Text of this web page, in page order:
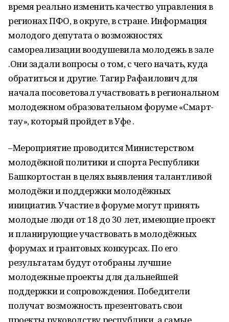
время реально изменить качество управления в
регионах ПФО, в округе, в стране. Информация
молодого депутата о возможностях
самореализации воодушевила молодежь в зале
.Они задали вопросы о том, с чего начать, куда
обратиться и другие. Тагир Рафаилович для
начала посоветовал участвовать в региональном
молодежном образовательном форуме «Смарт-
тау», который пройдет в Уфе .
–Мероприятие проводится Министерством
молодёжной политики и спорта Республики
Башкортостан в целях выявления талантливой
молодёжи и поддержки молодёжных
инициатив. Участие в форуме могут принять
молодые люди от 18 до 30 лет, имеющие проект
и планирующие участвовать в молодёжных
форумах и грантовых конкурсах. По его
результатам будут отобраны лучшие
молодежные проекты для дальнейшей
поддержки и сопровождения. Победители
получат возможность презентовать свои